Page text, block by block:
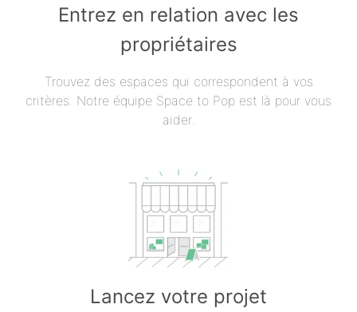
Entrez en relation avec les
propriétaires
Trouvez des espaces qui correspondent à vos
critères. Notre équipe Space to Pop est là pour vous
aider.
Lancez votre projet